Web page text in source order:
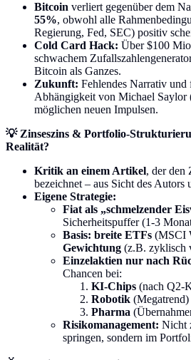
Bitcoin verliert gegenüber dem
55%, obwohl alle
Regierung, Fed, SEC) positiv
Cold Card Hack: Über $100
schwachem
Bitcoin als Ganzes.
Zukunft: Fehlendes Narrativ und
Abhängigkeit von Michael Saylor
möglichen neuen Impulsen.
💡 Zinseszins & Portfolio-
Realität?
Kritik an einem Artikel, der den
bezeichnet – aus Sicht des Autors
Eigene Strategie:
Fiat als „schmelzender
Sicherheitspuffer (1-3
Basis: breite ETFs (MSCI
Gewichtung (z.B. zyklisch
Einzelaktien nur nach
Chancen bei:
KI-Chips (nach Q2-
Robotik (Megatrend)
Pharma
Risikomanagement: Nicht
springen, sondern im